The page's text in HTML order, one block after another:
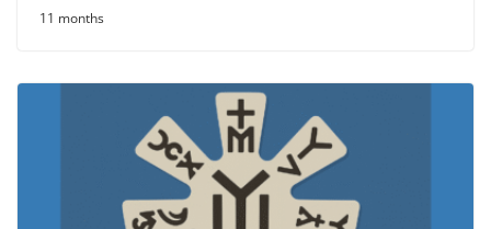
11 months